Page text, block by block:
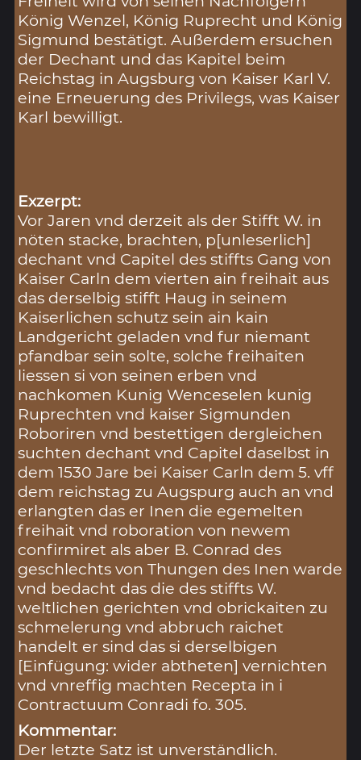
König Wenzel, König Ruprecht und König
Sigmund bestätigt. Außerdem ersuchen
der Dechant und das Kapitel beim
Reichstag in Augsburg von Kaiser Karl V.
eine Erneuerung des Privilegs, was Kaiser
Karl bewilligt.
Exzerpt:
Vor Jaren vnd derzeit als der Stifft W. in
nöten stacke, brachten, p[unleserlich]
dechant vnd Capitel des stiffts Gang von
Kaiser Carln dem vierten ain freihait aus
das derselbig stifft Haug in seinem
Kaiserlichen schutz sein ain kain
Landgericht geladen vnd fur niemant
pfandbar sein solte, solche freihaiten
liessen si von seinen erben vnd
nachkomen Kunig Wenceselen kunig
Ruprechten vnd kaiser Sigmunden
Roboriren vnd bestettigen dergleichen
suchten dechant vnd Capitel daselbst in
dem 1530 Jare bei Kaiser Carln dem 5. vff
dem reichstag zu Augspurg auch an vnd
erlangten das er Inen die egemelten
freihait vnd roboration von newem
confirmiret als aber B. Conrad des
geschlechts von Thungen des Inen warde
vnd bedacht das die des stiffts W.
weltlichen gerichten vnd obrickaiten zu
schmelerung vnd abbruch raichet
handelt er sind das si derselbigen
[Einfügung: wider abtheten] vernichten
vnd vnreffig machten Recepta in i
Contractuum Conradi fo. 305.
Kommentar:
Der letzte Satz ist unverständlich.